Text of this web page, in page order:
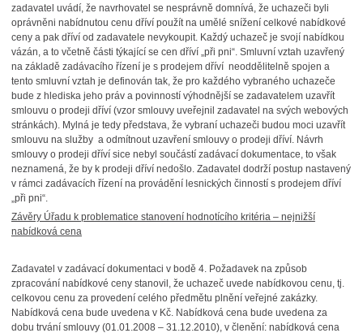
zadavatel uvádí, že navrhovatel se nesprávně domnívá, že uchazeči byli
oprávněni nabídnutou cenu dříví použít na umělé snížení celkové nabídkové
ceny a pak dříví od zadavatele nevykoupit. Každý uchazeč je svojí nabídkou
vázán, a to včetně části týkající se cen dříví „při pni“. Smluvní vztah uzavřený
na základě zadávacího řízení je s prodejem dříví neoddělitelně spojen a
tento smluvní vztah je definován tak, že pro každého vybraného uchazeče
bude z hlediska jeho práv a povinností výhodnější se zadavatelem uzavřít
smlouvu o prodeji dříví (vzor smlouvy uveřejnil zadavatel na svých webových
stránkách). Mylná je tedy představa, že vybraní uchazeči budou moci uzavřít
smlouvu na služby a odmítnout uzavření smlouvy o prodeji dříví. Návrh
smlouvy o prodeji dříví sice nebyl součástí zadávací dokumentace, to však
neznamená, že by k prodeji dříví nedošlo. Zadavatel dodrží postup nastavený
v rámci zadávacích řízení na provádění lesnických činností s prodejem dříví
„při pni“.
Závěry Úřadu k problematice stanovení hodnotícího kritéria – nejnižší
nabídková cena
Zadavatel v zadávací dokumentaci v bodě 4. Požadavek na způsob
zpracování nabídkové ceny stanovil, že uchazeč uvede nabídkovou cenu, tj.
celkovou cenu za provedení celého předmětu plnění veřejné zakázky.
Nabídková cena bude uvedena v Kč. Nabídková cena bude uvedena za
dobu trvání smlouvy (01.01.2008 – 31.12.2010), v členění: nabídková cena